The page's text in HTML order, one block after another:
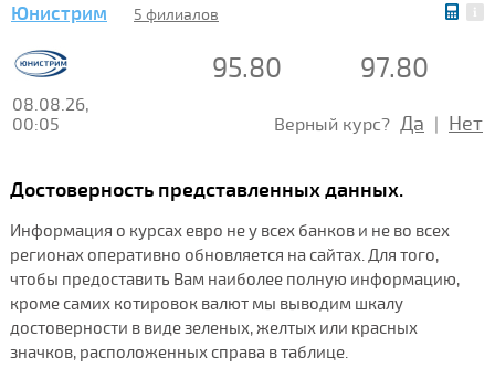
Юнистрим 5 филиалов
95.80 97.80
08.08.26,
00:05
Верный курс? Да | Нет
Достоверность представленных данных.
Информация о курсах евро не у всех банков и не во всех
регионах оперативно обновляется на сайтах. Для того,
чтобы предоставить Вам наиболее полную информацию,
кроме самих котировок валют мы выводим шкалу
достоверности в виде зеленых, желтых или красных
значков, расположенных справа в таблице.